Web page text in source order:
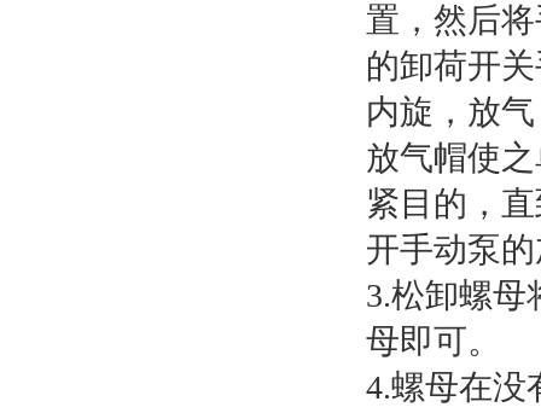
置，然后
的卸荷开
内旋，放
放气帽使
紧目的，
开手动泵
3.松卸螺母
母即可。
4.螺母在没